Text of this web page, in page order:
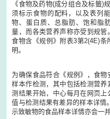
《食物及药物(成分组合及标籤)
须标示食物的配料，以及表列
物、蛋白质、总脂肪、饱和脂
量，而各类营养声称亦受到规
食物含《规例》附表3第2(4E)
明。
为确保食品符合《规例》，食
样本作检测，其中包括检测营
测结果开始，中心每月在网页
值与检测结果有差异的样本详情
示致敏物的食品样本详情亦会一并